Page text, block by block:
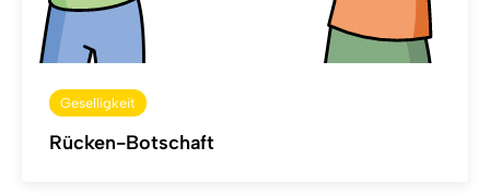
Geselligkeit
Rücken-Botschaft